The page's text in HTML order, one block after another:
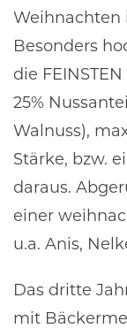
Weihnachten
Besonders
die
25%
Walnuss),
Stärke, bzw.
daraus.
einer
u.a. Anis,
Das dritte
mit